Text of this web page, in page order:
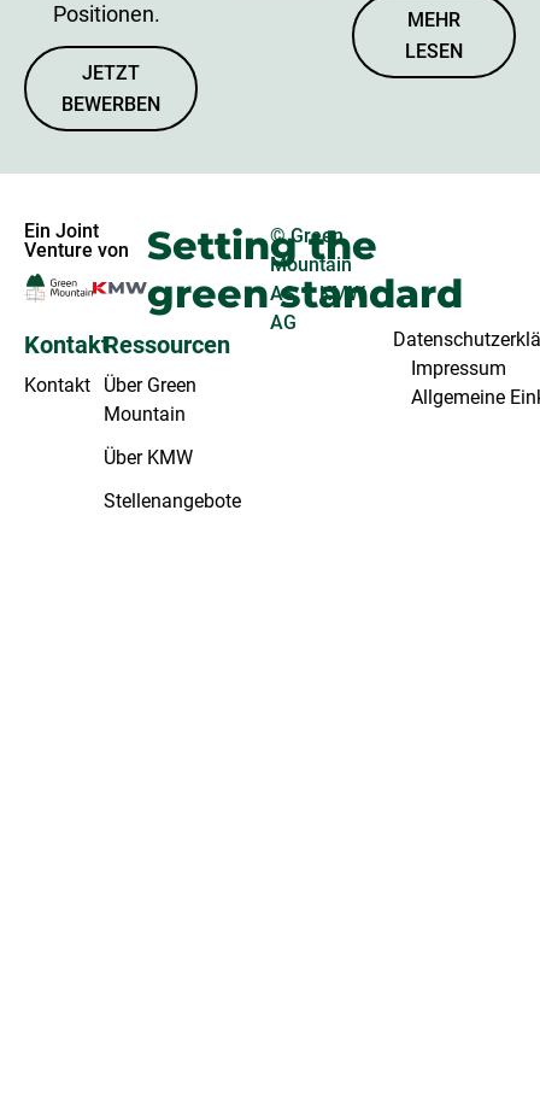
Positionen.
JETZT
BEWERBEN
MEHR
LESEN
Ein Joint
Venture von
Setting the
green standard
Kontakt
Kontakt
Ressourcen
Über Green
Mountain
Über KMW
Stellenangebote
© Green
Mountain
AS | KMW
AG
Impressum
Allgemeine